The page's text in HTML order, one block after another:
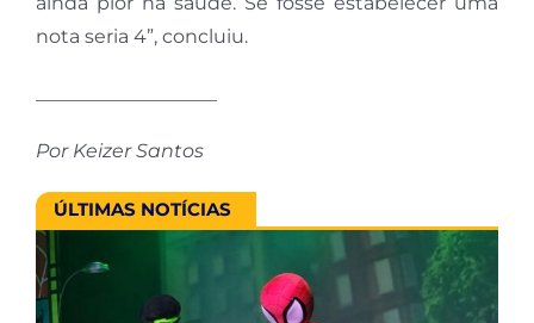
nota seria 4”, concluiu.
Por Keizer Santos
ÚLTIMAS NOTÍCIAS